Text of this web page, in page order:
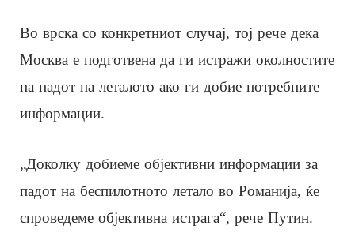
Во врска со конкретниот случај, тој рече дека
Москва е подготвена да ги истражи околностите
на падот на леталото ако ги добие потребните
информации.
„Доколку добиеме објективни информации за
падот на беспилотното летало во Романија, ќе
спроведеме објективна истрага“, рече Путин.